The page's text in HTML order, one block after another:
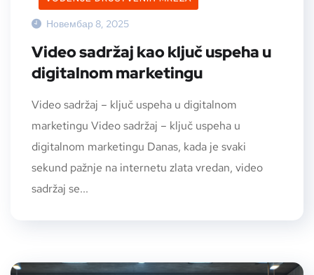
Новембар 8, 2025
Video sadržaj kao ključ uspeha u
digitalnom marketingu
Video sadržaj – ključ uspeha u digitalnom
marketingu Video sadržaj – ključ uspeha u
digitalnom marketingu Danas, kada je svaki
sekund pažnje na internetu zlata vredan, video
sadržaj se...